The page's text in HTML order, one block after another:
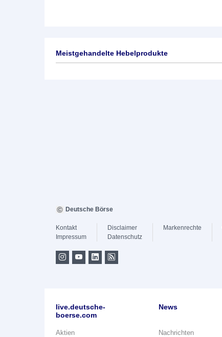
Meistgehandelte Hebelprodukte
Deutsche Börse
Kontakt
Impressum
Disclaimer
Datenschutz
Markenrechte
live.deutsche-
boerse.com
Aktien
News
Nachrichten